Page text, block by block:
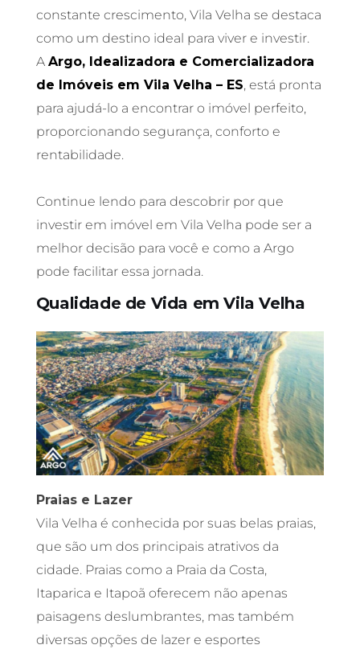
constante crescimento, Vila Velha se destaca
como um destino ideal para viver e investir.
A Argo, Idealizadora e Comercializadora
de Imóveis em Vila Velha – ES, está pronta
para ajudá-lo a encontrar o imóvel perfeito,
proporcionando segurança, conforto e
rentabilidade.
Continue lendo para descobrir por que
investir em imóvel em Vila Velha pode ser a
melhor decisão para você e como a Argo
pode facilitar essa jornada.
Qualidade de Vida em Vila Velha
Praias e Lazer
Vila Velha é conhecida por suas belas praias,
que são um dos principais atrativos da
cidade. Praias como a Praia da Costa,
Itaparica e Itapoã oferecem não apenas
paisagens deslumbrantes, mas também
diversas opções de lazer e esportes